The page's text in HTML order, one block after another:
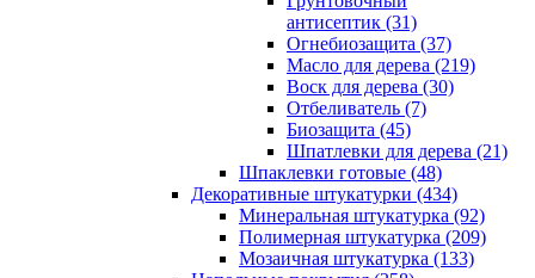
антисептик (31)
Огнебиозащита (37)
Масло для дерева (219)
Воск для дерева (30)
Отбеливатель (7)
Биозащита (45)
Шпатлевки для дерева (21)
Шпаклевки готовые (48)
Декоративные штукатурки (434)
Минеральная штукатурка (92)
Полимерная штукатурка (209)
Мозаичная штукатурка (133)